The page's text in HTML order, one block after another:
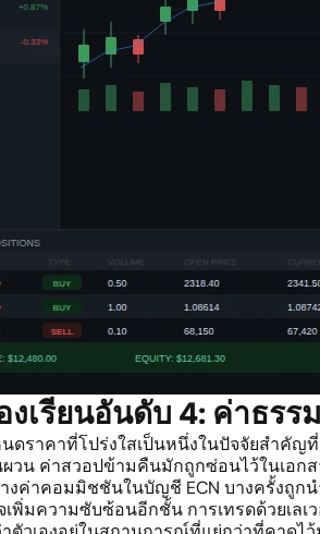
งเรียนอันดับ 4: ค่าธรร
ดราคาที่โปร่งใสเป็นหนึ่งในปัจจัยสำคัญ
วน ค่าสวอปข้ามคืนมักถูกซ่อนไว้ในเอก
งค่าคอมมิชชันในบัญชี ECN บางครั้งถูก
จเพิ่มความซับซ้อนอีกชั้น การเทรดด้วยเล